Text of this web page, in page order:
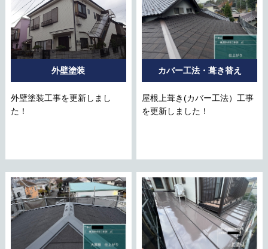
外壁塗装
外壁塗装工事を更新しまし
た！
カバー工法・葺き替え
屋根上葺き(カバー工法）工事
を更新しました！